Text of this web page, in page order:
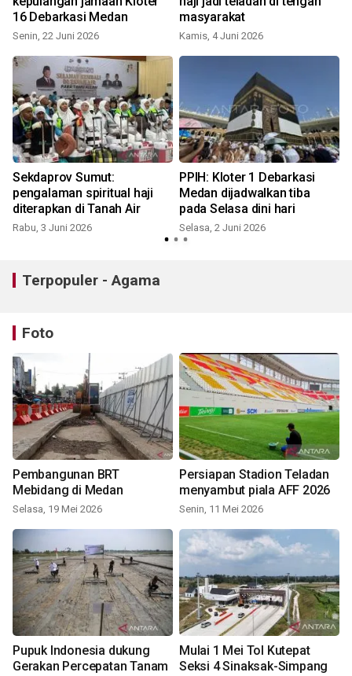
16 Debarkasi Medan
Senin, 22 Juni 2026
masyarakat
Kamis, 4 Juni 2026
Sekdaprov Sumut:
pengalaman spiritual haji
diterapkan di Tanah Air
Rabu, 3 Juni 2026
PPIH: Kloter 1 Debarkasi
Medan dijadwalkan tiba
pada Selasa dini hari
Selasa, 2 Juni 2026
Terpopuler - Agama
Foto
Pembangunan BRT
Mebidang di Medan
Selasa, 19 Mei 2026
Persiapan Stadion Teladan
menyambut piala AFF 2026
Senin, 11 Mei 2026
Pupuk Indonesia dukung
Gerakan Percepatan Tanam
Mulai 1 Mei Tol Kutepat
Seksi 4 Sinaksak-Simpang